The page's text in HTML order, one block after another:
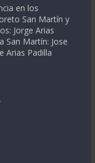
en los
San Martín y
Jorge Arias
San Martín: Jose
Arias Padilla